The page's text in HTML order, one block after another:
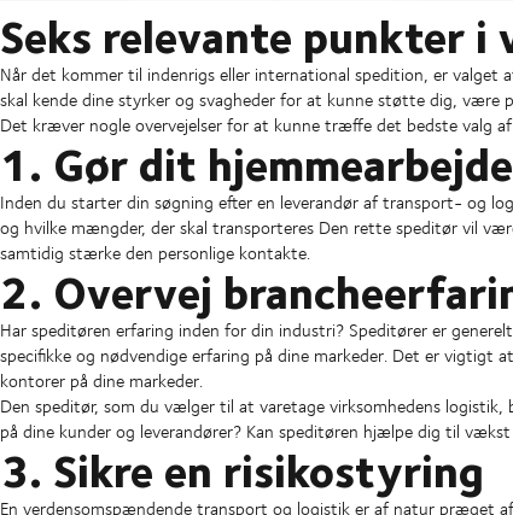
Seks relevante punkter
Når det kommer til indenrigs eller international spedition, er
skal kende dine styrker og svagheder for at kunne støtte dig, være
Det kræver nogle overvejelser for at kunne træffe det bedste valg
1. Gør dit hjemmearbejde
Inden du starter din søgning efter en leverandør af transport- og
og hvilke mængder, der skal transporteres Den rette speditør vil
samtidig stærke den personlige kontakte.
2. Overvej
Har speditøren erfaring inden for din industri? Speditører er
specifikke og nødvendige erfaring på dine markeder. Det er
kontorer på dine markeder.
Den speditør, som du vælger til at varetage virksomhedens
på dine kunder og leverandører? Kan speditøren hjælpe dig til
3. Sikre en risikostyring
En verdensomspændende transport og logistik er af natur præget